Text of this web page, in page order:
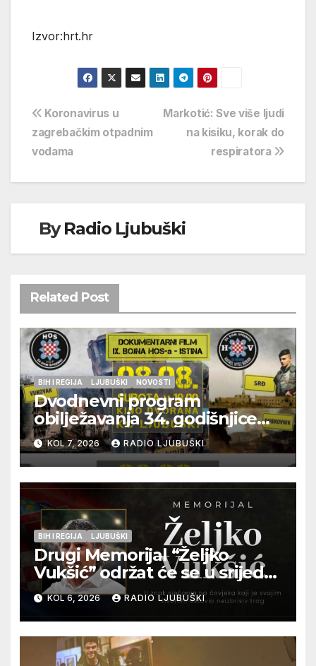
Izvor:hrt.hr
Navigacija
objava
Markotić: Sve više ljudi
na kisiku, korak do
respiratora
Koronavirus u
zagrebačkim otpadnim
vodama
ByRadio Ljubuški
Related Post
BIH I REGIJA LJUBUŠKI NOVOSTI
Dvodnevni program
obilježavanja 34. godišnjice
pogibije generala Blaža
Kraljevića i osmorice
pripadnika HOS-a
KOL 7, 2026 RADIO LJUBUŠKI
BIH I REGIJA LJUBUŠKI
Drugi Memorijal “Željko
Vukšić” održat će se u srijedu
12. kolovoza u Otoku
KOL 6, 2026 RADIO LJUBUŠKI